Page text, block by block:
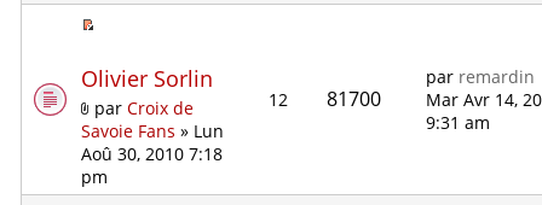
Olivier Sorlin
parCroix de
Savoie Fans » Lun
Aoû 30, 2010 7:18
pm
12 81700
par remardin
Mar Avr 14,
9:31 am